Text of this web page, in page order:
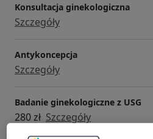
Konsultacja ginekologiczna
Szczegóły
Antykoncepcja
Szczegóły
Badanie ginekologiczne z USG
280 zł Szczegóły